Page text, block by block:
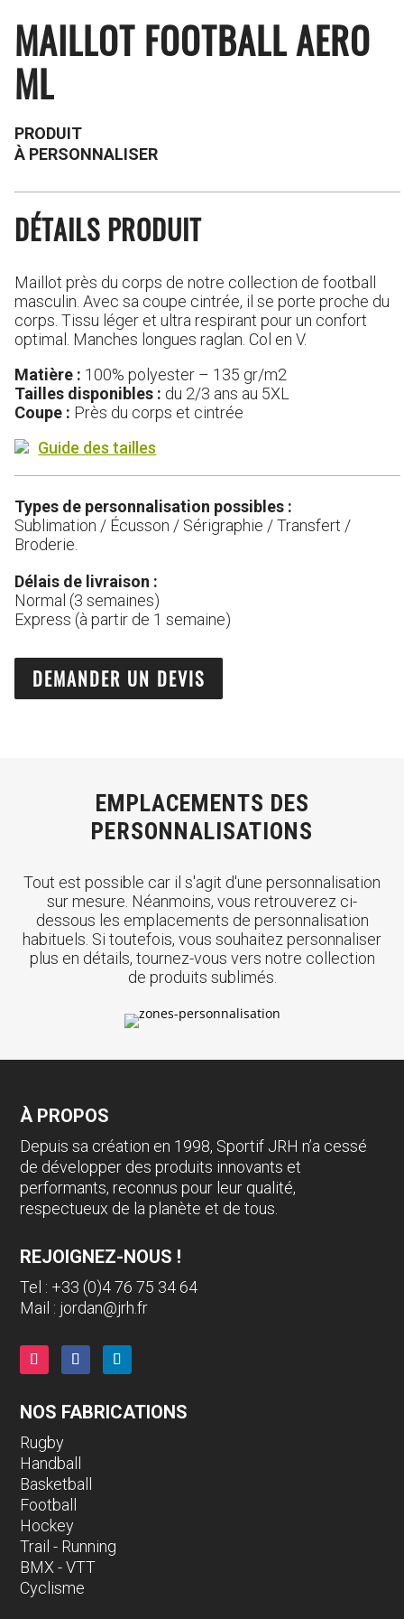
MAILLOT FOOTBALL AERO
ML
PRODUIT
À PERSONNALISER
DÉTAILS PRODUIT
Maillot près du corps de notre collection de football
masculin. Avec sa coupe cintrée, il se porte proche du
corps. Tissu léger et ultra respirant pour un confort
optimal. Manches longues raglan. Col en V.
Matière : 100% polyester – 135 gr/m2
Tailles disponibles : du 2/3 ans au 5XL
Coupe : Près du corps et cintrée
Guide des tailles
Types de personnalisation possibles :
Sublimation / Écusson / Sérigraphie / Transfert /
Broderie.
Délais de livraison :
Normal (3 semaines)
Express (à partir de 1 semaine)
DEMANDER UN DEVIS
EMPLACEMENTS DES
PERSONNALISATIONS
Tout est possible car il s'agit d'une personnalisation
sur mesure. Néanmoins, vous retrouverez ci-
dessous les emplacements de personnalisation
habituels. Si toutefois, vous souhaitez personnaliser
plus en détails, tournez-vous vers notre collection
de produits sublimés.
À PROPOS
Depuis sa création en 1998, Sportif JRH n’a cessé
de développer des produits innovants et
performants, reconnus pour leur qualité,
respectueux de la planète et de tous.
REJOIGNEZ-NOUS !
Tel : +33 (0)4 76 75 34 64
Mail : jordan@jrh.fr
NOS FABRICATIONS
Rugby
Handball
Basketball
Football
Hockey
Trail - Running
BMX - VTT
Cyclisme